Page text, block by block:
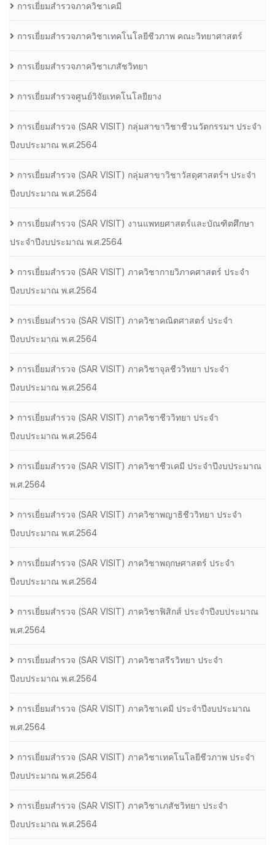
การเยี่ยมสำรวจภาควิชาเคมี
การเยี่ยมสำรวจภาควิชาเทคโนโลยีชีวภาพ คณะวิทยาศาสตร์
การเยี่ยมสำรวจภาควิชาเภสัชวิทยา
การเยี่ยมสำรวจศูนย์วิจัยเทคโนโลยียาง
การเยี่ยมสํารวจ (SAR VISIT) กลุ่มสาขาวิชาชีวนวัตกรรมฯ ประจํา
ปีงบประมาณ พ.ศ.2564
การเยี่ยมสํารวจ (SAR VISIT) กลุ่มสาขาวิชาวัสดุศาสตร์ฯ ประจํา
ปีงบประมาณ พ.ศ.2564
การเยี่ยมสํารวจ (SAR VISIT) งานแพทยศาสตร์และบัณฑิตศึกษา
ประจําปีงบประมาณ พ.ศ.2564
การเยี่ยมสํารวจ (SAR VISIT) ภาควิชากายวิภาคศาสตร์ ประจํา
ปีงบประมาณ พ.ศ.2564
การเยี่ยมสํารวจ (SAR VISIT) ภาควิชาคณิตศาสตร์ ประจํา
ปีงบประมาณ พ.ศ.2564
การเยี่ยมสํารวจ (SAR VISIT) ภาควิชาจุลชีววิทยา ประจํา
ปีงบประมาณ พ.ศ.2564
การเยี่ยมสํารวจ (SAR VISIT) ภาควิชาชีววิทยา ประจํา
ปีงบประมาณ พ.ศ.2564
การเยี่ยมสํารวจ (SAR VISIT) ภาควิชาชีวเคมี ประจําปีงบประมาณ
พ.ศ.2564
การเยี่ยมสํารวจ (SAR VISIT) ภาควิชาพญาธิชีววิทยา ประจํา
ปีงบประมาณ พ.ศ.2564
การเยี่ยมสํารวจ (SAR VISIT) ภาควิชาพฤกษศาสตร์ ประจํา
ปีงบประมาณ พ.ศ.2564
การเยี่ยมสํารวจ (SAR VISIT) ภาควิชาฟิสิกส์ ประจําปีงบประมาณ
พ.ศ.2564
การเยี่ยมสํารวจ (SAR VISIT) ภาควิชาสรีรวิทยา ประจํา
ปีงบประมาณ พ.ศ.2564
การเยี่ยมสํารวจ (SAR VISIT) ภาควิชาเคมี ประจําปีงบประมาณ
พ.ศ.2564
การเยี่ยมสํารวจ (SAR VISIT) ภาควิชาเทคโนโลยีชีวภาพ ประจํา
ปีงบประมาณ พ.ศ.2564
การเยี่ยมสํารวจ (SAR VISIT) ภาควิชาเภสัชวิทยา ประจํา
ปีงบประมาณ พ.ศ.2564